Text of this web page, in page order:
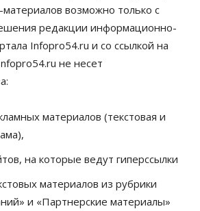
Право&Порядок
изъял почти полторы тонны
области
на спорт выросли на 40%
возможно только с
редакции информационно-
Infopro54.ru и со ссылкой на
не несет
материалов (текстовая и
на которые ведут гиперссылки
материалов из рубрики
и «Партнерские материалы»